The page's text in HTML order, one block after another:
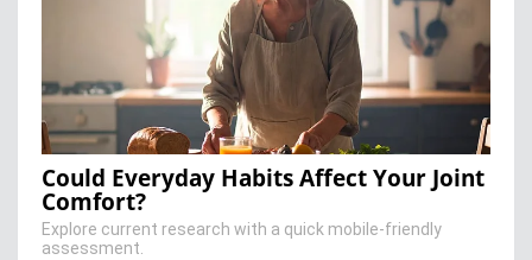
Could Everyday Habits Affect Your Joint
Comfort?
Explore current research with a quick mobile-friendly
assessment.